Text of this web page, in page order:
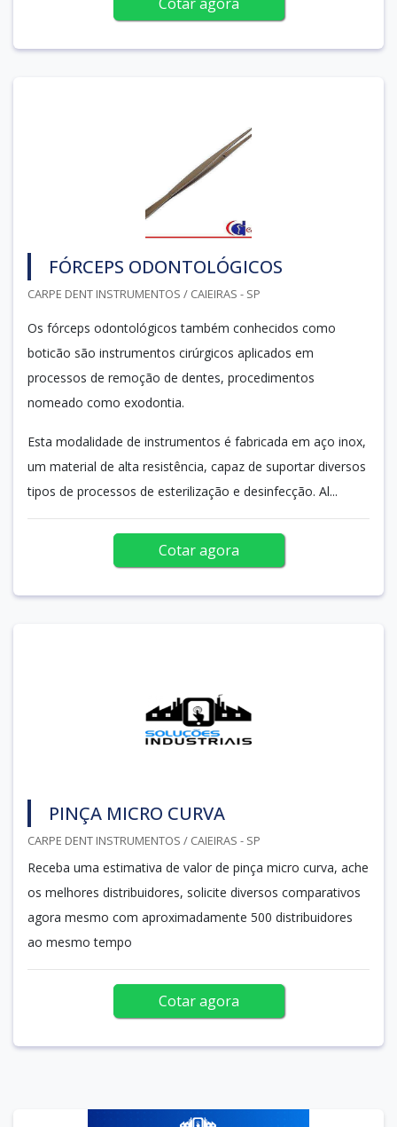
FÓRCEPS ODONTOLÓGICOS
CARPE DENT INSTRUMENTOS / CAIEIRAS - SP
Os fórceps odontológicos também conhecidos como
boticão são instrumentos cirúrgicos aplicados em
processos de remoção de dentes, procedimentos
nomeado como exodontia.
Esta modalidade de instrumentos é fabricada em aço inox,
um material de alta resistência, capaz de suportar diversos
tipos de processos de esterilização e desinfecção. Al...
Cotar agora
PINÇA MICRO CURVA
CARPE DENT INSTRUMENTOS / CAIEIRAS - SP
Receba uma estimativa de valor de pinça micro curva, ache
os melhores distribuidores, solicite diversos comparativos
agora mesmo com aproximadamente 500 distribuidores
ao mesmo tempo
Cotar agora